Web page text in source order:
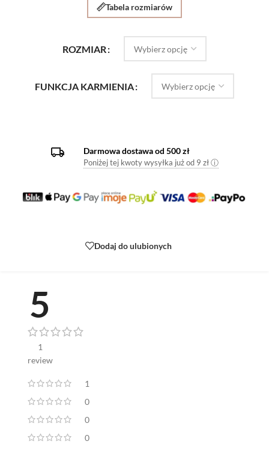
Tabela rozmiarów
ROZMIAR
FUNKCJA KARMIENIA
Darmowa dostawa od 500 zł
Poniżej tej kwoty wysyłka już od 9 zł ⓘ
Dodaj do ulubionych
5
1
review
1
0
0
0